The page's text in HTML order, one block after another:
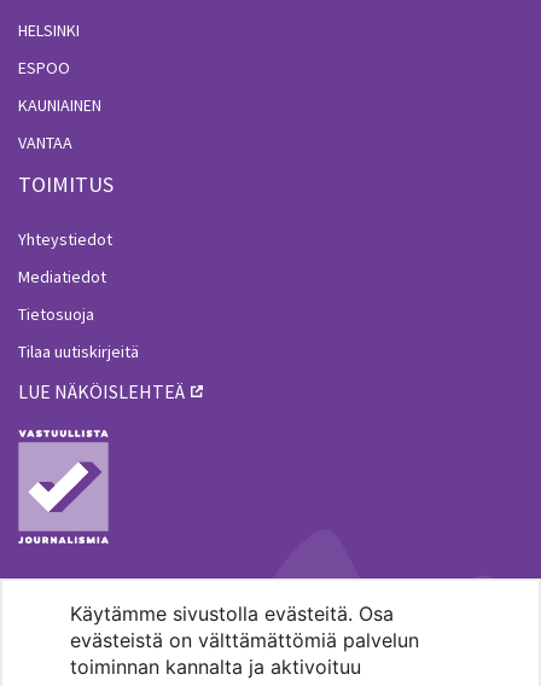
Käytämme sivustolla evästeitä. Osa
evästeistä on välttämättömiä palvelun
toiminnan kannalta ja aktivoituu
HELSINKI
ESPOO
KAUNIAINEN
VANTAA
TOIMITUS
Yhteystiedot
Mediatiedot
Tietosuoja
Tilaa uutiskirjeitä
LUE NÄKÖISLEHTEÄ
MENOHAKU